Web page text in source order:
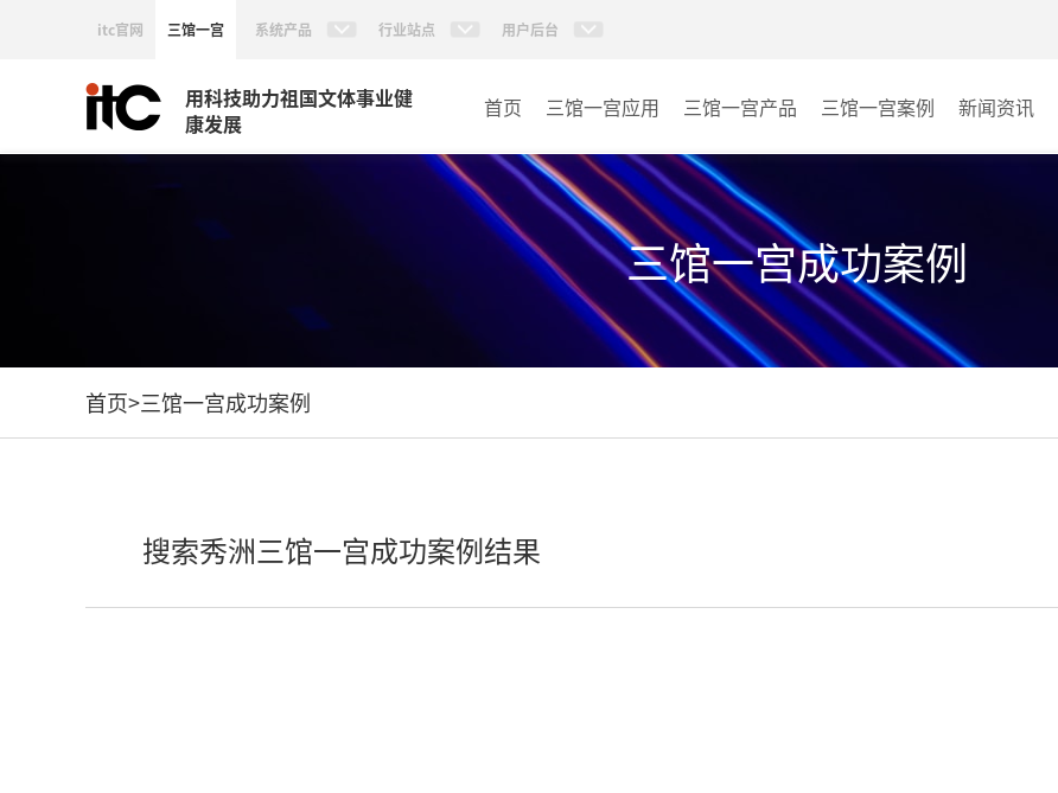
itc官网 三馆一宫 系统产品 行业站点 用户后台
用科技助力祖国文体事业健
康发展
首页 三馆一宫应用 三馆一宫产品
AI智慧视频会议系统
AI智慧会议平板
视频会议配件
AI智慧会议平板itchub
三馆一宫案例
博物馆
图书馆
青少年宫
新闻资讯
三馆一宫成功案例
首页>三馆一宫成功案例
搜索秀洲三馆一宫成功案例结果